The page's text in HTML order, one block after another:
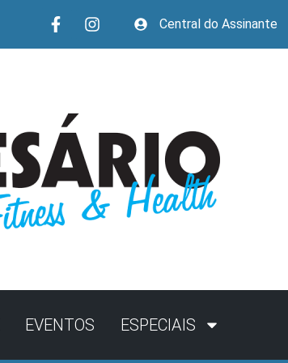
Central do Assinante
EVENTOS ESPECIAIS